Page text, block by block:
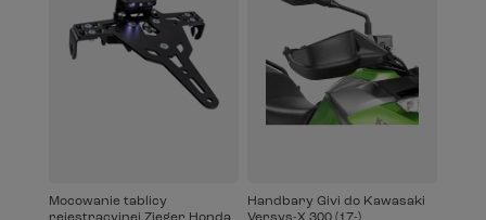
Mocowanie tablicy
Handbary Givi do Kawasaki